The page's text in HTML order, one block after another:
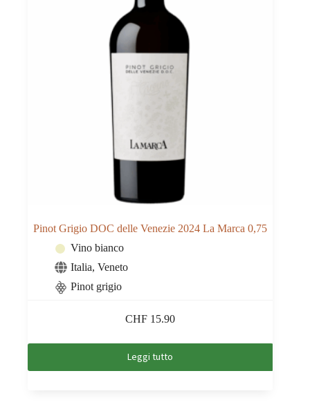
Pinot Grigio DOC delle Venezie 2024 La Marca 0,75
Vino bianco
Italia, Veneto
Pinot grigio
CHF 15.90
Leggi tutto